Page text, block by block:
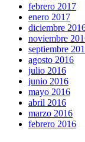
febrero 2017
enero 2017
diciembre
noviembre
septiembre
agosto 2016
julio 2016
junio 2016
mayo 2016
abril 2016
marzo 2016
febrero 2016